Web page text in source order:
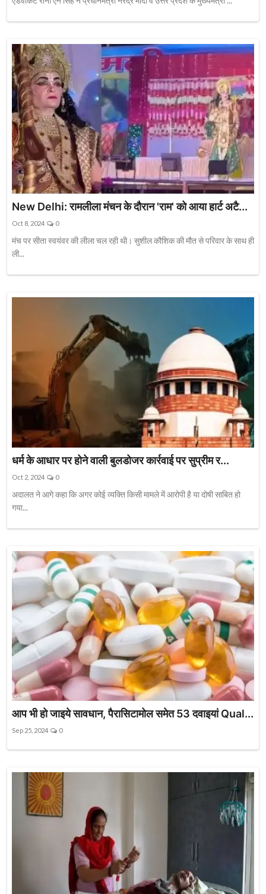
New Delhi: रामलीला मंचन के दौरान 'राम' को आया हार्ट अटै...
Oct 8, 2024 0
मंच पर सीता स्वयंवर की लीला चल रही थी। सुशील कौशिक की मौत से परिवार के साथ ही
ली...
धर्म के आधार पर होने वाली बुलडोजर कार्रवाई पर सुप्रीम र...
Oct 2, 2024 0
अदालत ने आगे कहा कि अगर कोई व्यक्ति किसी मामले में आरोपी है या दोषी साबित हो
गया...
आप भी हो जाइये सावधान, पैरासिटामोल समेत 53 दवाइयां Qual...
Sep 25, 2024 0